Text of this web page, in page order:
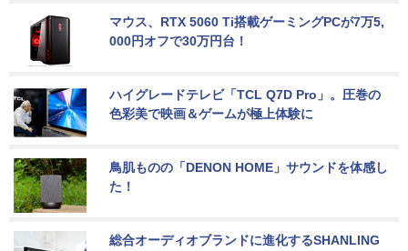
マウス、RTX 5060 Ti搭載ゲーミングPCが7万5,
000円オフで30万円台！
ハイグレードテレビ「TCL Q7D Pro」。圧巻の
色彩美で映画＆ゲームが極上体験に
鳥肌ものの「DENON HOME」サウンドを体感し
た！
総合オーディオブランドに進化するSHANLING